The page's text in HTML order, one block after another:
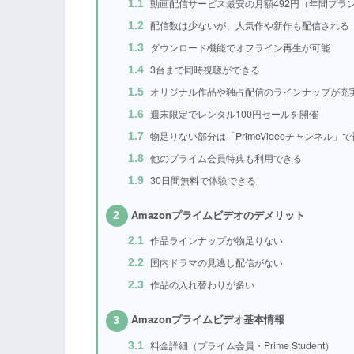
1.1 動画配信サービス最安の月額492円（年間プラン
1.2 配信数は少ないが、人気作や新作も配信される
1.3 ダウンロード機能でオフライン再生が可能
1.4 3台まで同時視聴ができる
1.5 オリジナル作品や独占配信のラインナップが充
1.6 週末限定でレンタル100円セールを開催
1.7 物足りない部分は「PrimeVideoチャンネル」で
1.8 他のプライム会員特典も利用できる
1.9 30日間無料で体験できる
2 Amazonプライムビデオのデメリット
2.1 作品ラインナップが物足りない
2.2 国内ドラマの見逃し配信がない
2.3 作品の入れ替わりが多い
3 Amazonプライムビデオ基本情報
3.1 料金詳細（プライム会員・Prime Student）